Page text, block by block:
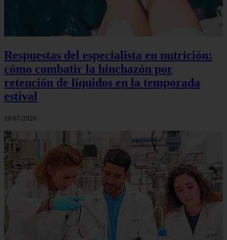
Respuestas del especialista en nutrición:
cómo combatir la hinchazón por
retención de líquidos en la temporada
estival
10/07/2026